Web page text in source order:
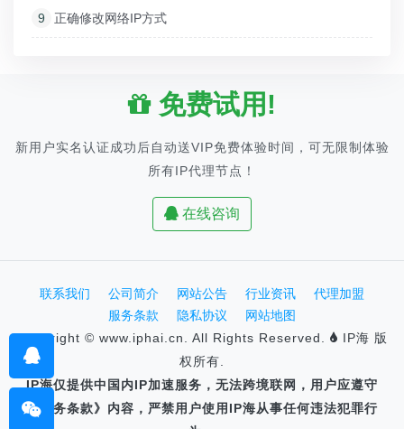
9 正确修改网络IP方式
免费试用!
新用户实名认证成功后自动送VIP免费体验时间，可无限制体验
所有IP代理节点！
在线咨询
联系我们 公司简介 网站公告 行业资讯
代理加盟
服务条款
隐私协议
网站地图
Copyright © www.iphai.cn. All Rights Reserved.
IP海 版
权所有.
IP海仅提供中国内IP加速服务，无法跨境联网，用户应遵守
《服务条款》内容，严禁用户使用IP海从事任何违法犯罪行